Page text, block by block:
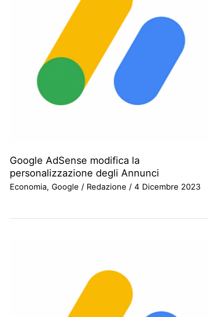
Google AdSense modifica la
personalizzazione degli Annunci
Economia, Google / Redazione / 4 Dicembre 2023